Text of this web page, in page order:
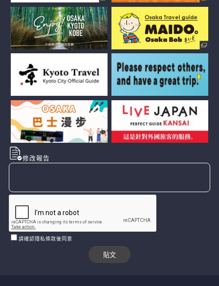
修改報告
請確認隱私條款後同意